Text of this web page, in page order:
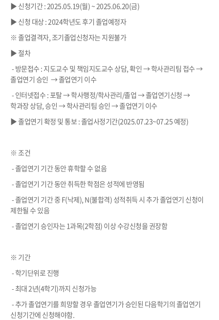
▶ 신청기간 : 2025.05.19(월) ~ 2025.06.20(금)
▶ 신청 대상 : 2024학년도 후기 졸업예정자
※ 졸업결격자, 조기졸업신청자는 지원불가
▶ 절차
- 방문접수 : 지도교수 및 책임지도교수 상담, 확인 → 학사관리팀 접수 →
졸업연기 승인 → 졸업연기 이수
- 인터넷접수 : 포탈 → 학사행정/학사관리/졸업 → 졸업연기신청 →
학과장 상담, 승인 → 학사관리팀 승인 → 졸업연기 이수
▶ 졸업연기 확정 및 통보 : 졸업사정기간(2025.07.23~07.25 예정)
※ 조건
- 졸업연기 기간 동안 휴학할 수 없음
- 졸업연기 기간 동안 취득한 학점은 성적에 반영됨
- 졸업연기 기간 중 F(낙제), N(불합격) 성적취득 시 추가 졸업연기 신청이
제한될 수 있음
- 졸업연기 승인자는 1과목(2학점) 이상 수강신청을 권장함
※ 기간
- 학기단위로 진행
- 최대 2년(4학기)까지 신청가능
- 추가 졸업연기를 희망할 경우 졸업연기가 승인된 다음학기의 졸업연기
신청기간에 신청해야함.